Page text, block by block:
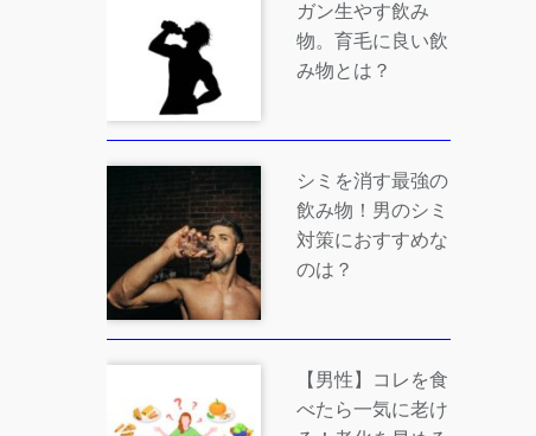
ガン生やす飲み
物。育毛に良い飲
み物とは？
シミを消す最強の
飲み物！男のシミ
対策におすすめな
のは？
【男性】コレを食
べたら一気に老け